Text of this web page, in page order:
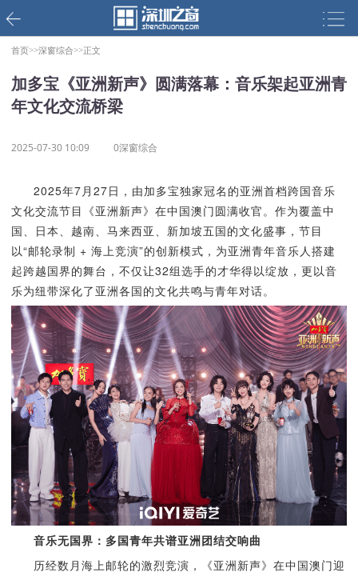
首页>>深窗综合>>正文
加多宝《亚洲新声》圆满落幕：音乐架起亚洲青
年文化交流桥梁
2025-07-30 10:09 0深窗综合
2025年7月27日，由加多宝独家冠名的亚洲首档跨国音乐
文化交流节目《亚洲新声》在中国澳门圆满收官。作为覆盖中
国、日本、越南、马来西亚、新加坡五国的文化盛事，节目
以“邮轮录制 + 海上竞演”的创新模式，为亚洲青年音乐人搭建
起跨越国界的舞台，不仅让32组选手的才华得以绽放，更以音
乐为纽带深化了亚洲各国的文化共鸣与青年对话。
音乐无国界：多国青年共谱亚洲团结交响曲
历经数月海上邮轮的激烈竞演，《亚洲新声》在中国澳门迎